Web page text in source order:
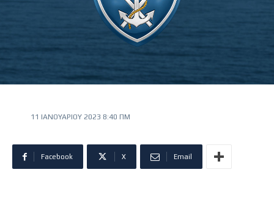
11 ΙΑΝΟΥΑΡΊΟΥ 2023 8:40 ΠΜ
Facebook X Email